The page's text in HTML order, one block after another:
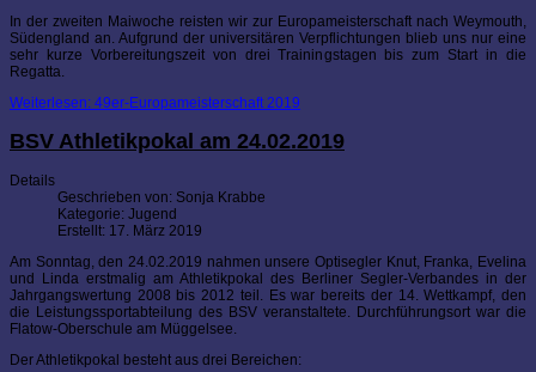
In der zweiten Maiwoche reisten wir zur Europameisterschaft nach Weymouth,
Südengland an. Aufgrund der universitären Verpflichtungen blieb uns nur eine
sehr kurze Vorbereitungszeit von drei Trainingstagen bis zum Start in die
Regatta.
Weiterlesen: 49er-Europameisterschaft 2019
BSV Athletikpokal am 24.02.2019
Details
Geschrieben von: Sonja Krabbe
Kategorie: Jugend
Erstellt: 17. März 2019
Am Sonntag, den 24.02.2019 nahmen unsere Optisegler Knut, Franka, Evelina
und Linda erstmalig am Athletikpokal des Berliner Segler-Verbandes in der
Jahrgangswertung 2008 bis 2012 teil. Es war bereits der 14. Wettkampf, den
die Leistungssportabteilung des BSV veranstaltete. Durchführungsort war die
Flatow-Oberschule am Müggelsee.
Der Athletikpokal besteht aus drei Bereichen: